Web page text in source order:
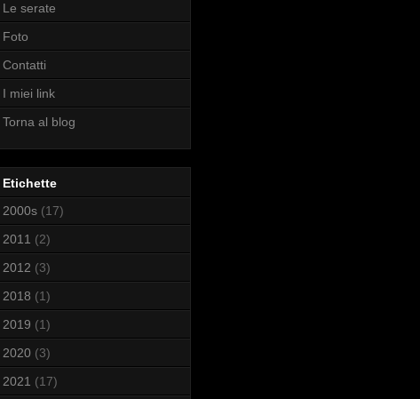
Le serate
Foto
Contatti
I miei link
Torna al blog
Etichette
2000s (17)
2011 (2)
2012 (3)
2018 (1)
2019 (1)
2020 (3)
2021 (17)